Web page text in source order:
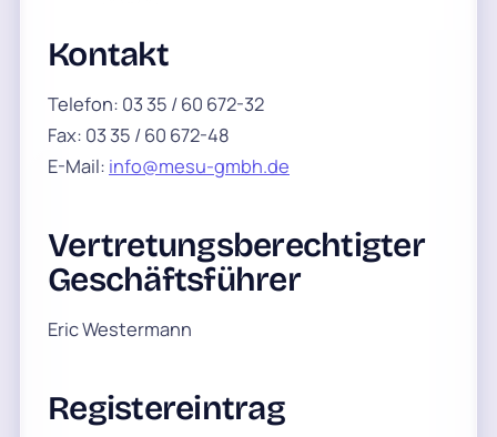
Kontakt
Telefon: 03 35 / 60 672-32
Fax: 03 35 / 60 672-48
E-Mail: info@mesu-gmbh.de
Vertretungsberechtigter
Geschäftsführer
Eric Westermann
Registereintrag